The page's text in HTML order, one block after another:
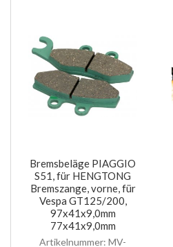
Bremsbeläge PIAGGIO
S51, für HENGTONG
Bremszange, vorne, für
Vespa GT125/200,
97x41x9,0mm
77x41x9,0mm
Artikelnummer: MV-